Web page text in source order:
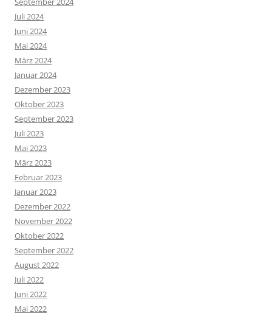
Juli 2024
Juni 2024
Mai 2024
März 2024
Januar 2024
Dezember 2023
Oktober 2023
September 2023
Juli 2023
Mai 2023
März 2023
Februar 2023
Januar 2023
Dezember 2022
November 2022
Oktober 2022
September 2022
August 2022
Juli 2022
Juni 2022
Mai 2022